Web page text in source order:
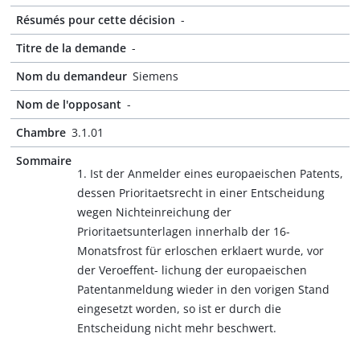
Résumés pour cette décision -
Titre de la demande -
Nom du demandeur Siemens
Nom de l'opposant -
Chambre 3.1.01
Sommaire
1. Ist der Anmelder eines europaeischen Patents,
dessen Prioritaetsrecht in einer Entscheidung
wegen Nichteinreichung der
Prioritaetsunterlagen innerhalb der 16-
Monatsfrost für erloschen erklaert wurde, vor
der Veroeffent- lichung der europaeischen
Patentanmeldung wieder in den vorigen Stand
eingesetzt worden, so ist er durch die
Entscheidung nicht mehr beschwert.